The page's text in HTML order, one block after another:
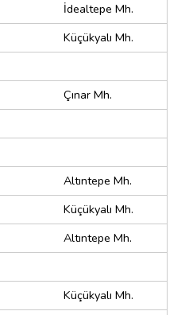
İdealtepe Mh.
Küçükyalı Mh.
Çınar Mh.
Altıntepe Mh.
Küçükyalı Mh.
Altıntepe Mh.
Küçükyalı Mh.